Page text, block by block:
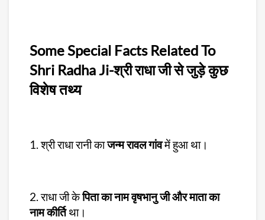
Some Special Facts Related To
Shri Radha Ji-श्री राधा जी से जुड़े कुछ
विशेष तथ्य
1. श्री राधा रानी काजन्म रावल गांवमें हुआ था।
2. राधा जी केपिता का नाम वृषभानु जी और माता का
नाम कीर्तिथा।